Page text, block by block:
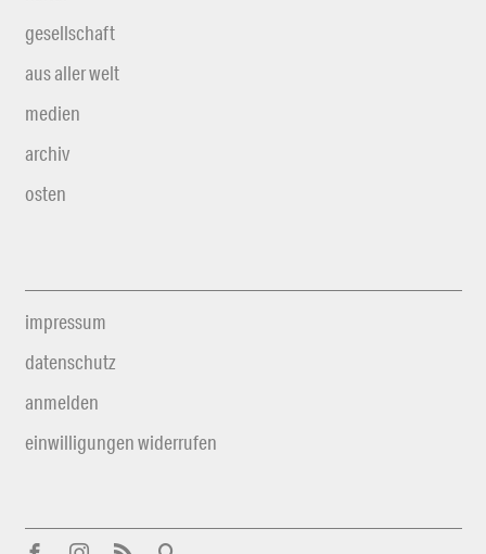
gesellschaft
aus aller welt
medien
archiv
osten
impressum
datenschutz
anmelden
einwilligungen widerrufen